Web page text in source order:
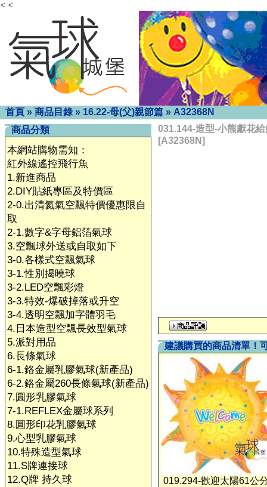
< <
首頁 » 商品目錄 » 16.22-母(父)親節篇 » A32368N
商品分類
本網站購物需知：
紅外線遙控飛行魚
1.新進商品
2.DIY貼紙專區及特價區
2-0.出清氦氣空飄特價優惠限自
取
2-1.數字&字母鋁箔氣球
3.空飄球外送或自取如下
3-0.各樣式空飄氣球
3-1.性別揭曉球
3-2.LED空飄彩燈
3-3.特效-爆破掉落或升空
3-4.透明空飄加字體羽毛
4.日本造型空飄長效型氣球
5.派對用品
6.長條氣球
6-1.鉻金屬乳膠氣球(新產品)
6-2.鉻金屬260長條氣球(新產品)
7.圓形乳膠氣球
7-1.REFLEX金屬球系列
8.圓形印花乳膠氣球
9.心型乳膠氣球
10.特殊造型氣球
11.S牌連接球
12.Q牌 持久球
031.144-造型-小熊獻花
[A32368N]
建議購買的商品清單！
019.294-歡迎太陽61公